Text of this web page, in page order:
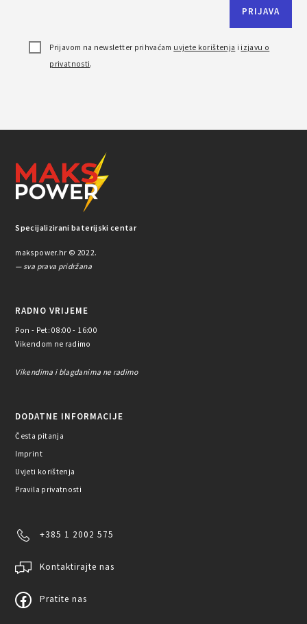
Prijavom na newsletter prihvaćam uvjete korištenja i izjavu o
privatnosti.
Specijalizirani baterijski centar
makspower.hr © 2022.
— sva prava pridržana
RADNO VRIJEME
Pon - Pet: 08:00 - 16:00
Vikendom ne radimo
Vikendima i blagdanima ne radimo
DODATNE INFORMACIJE
Česta pitanja
Imprint
Uvjeti korištenja
Pravila privatnosti
+385 1 2002 575
Kontaktirajte nas
Pratite nas